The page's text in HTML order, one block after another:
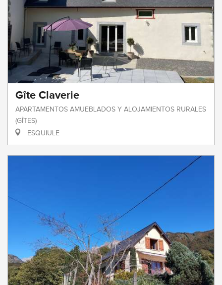
Gîte Claverie
APARTAMENTOS AMUEBLADOS Y ALOJAMIENTOS RURALES
(GÎTES)
ESQUIULE